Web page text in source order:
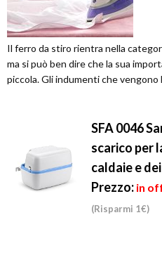
Il ferro da stiro rientra nella
ma si può ben dire che la sua
piccola. Gli indumenti che vengono
SFA 0046
scarico per
caldaie e
Prezzo: in
(Risparmi 1€)